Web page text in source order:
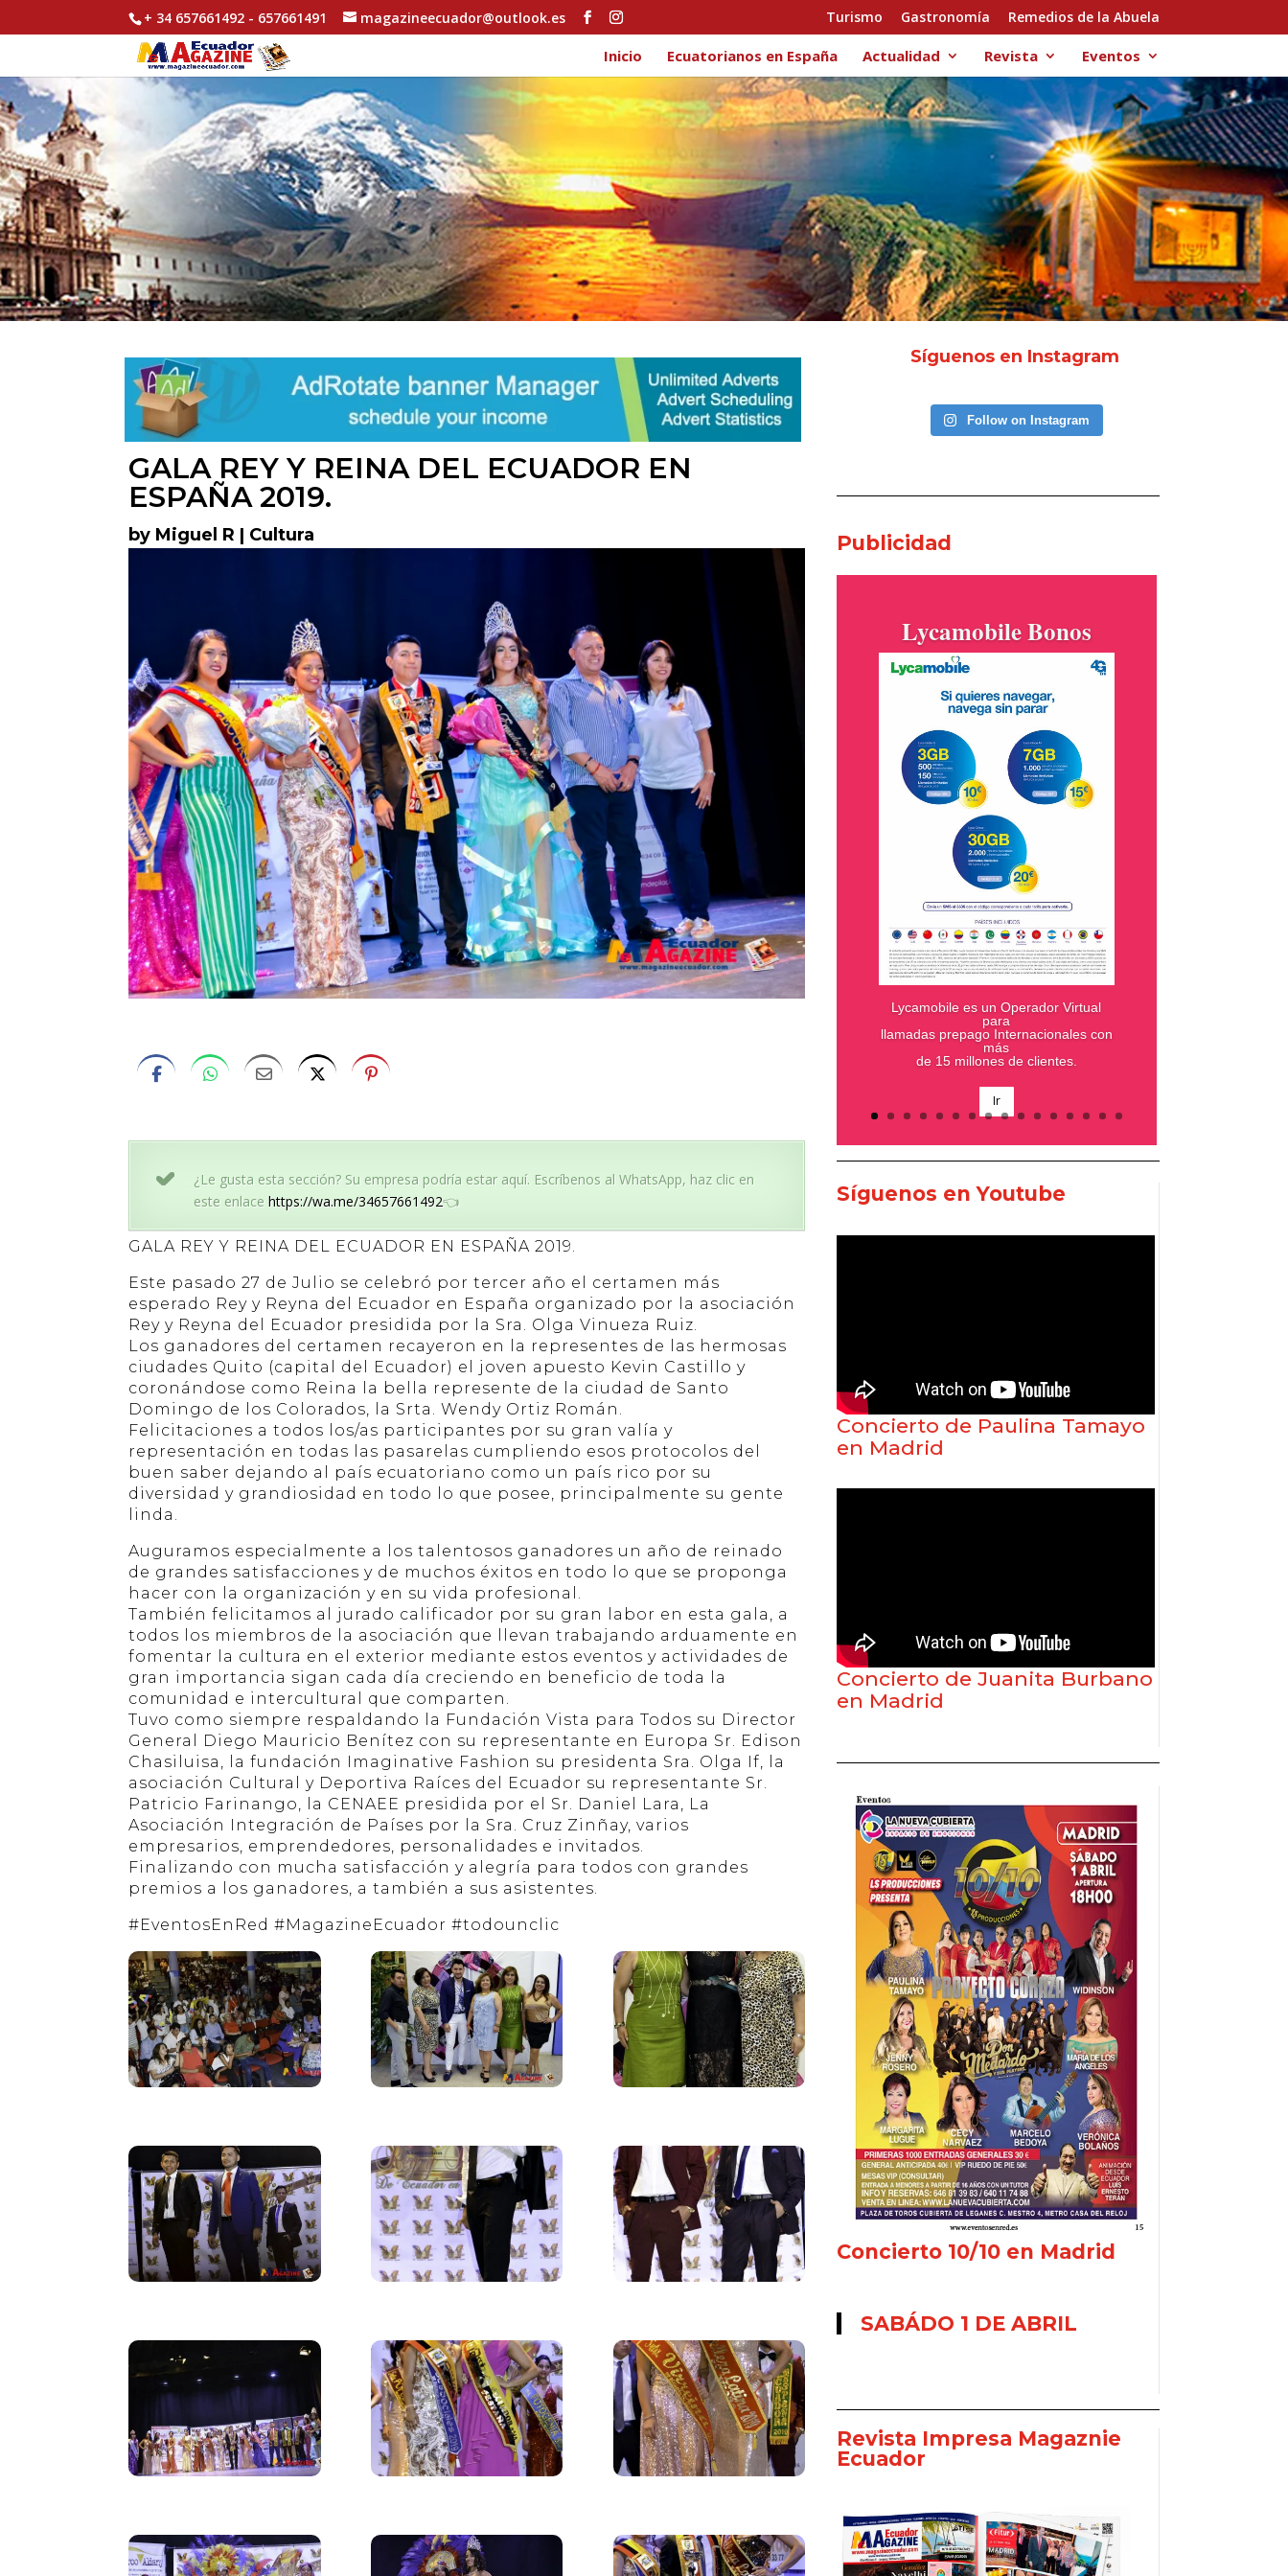
+ 34 657661492 - 657661491 magazineecuador@outlook.es Turismo Gastronomía Remedios de la Abuela
Inicio Ecuatorianos en España Actualidad Revista Eventos
GALA REY Y REINA DEL ECUADOR EN
ESPAÑA 2019.
by Miguel R | Cultura
¿Le gusta esta sección? Su empresa podría estar aquí. Escríbenos al WhatsApp, haz clic en
este enlacehttps://wa.me/34657661492👈
GALA REY Y REINA DEL ECUADOR EN ESPAÑA 2019.
Este pasado 27 de Julio se celebró por tercer año el certamen más
esperado Rey y Reyna del Ecuador en España organizado por la asociación
Rey y Reyna del Ecuador presidida por la Sra. Olga Vinueza Ruiz.
Los ganadores del certamen recayeron en la representes de las hermosas
ciudades Quito (capital del Ecuador) el joven apuesto Kevin Castillo y
coronándose como Reina la bella represente de la ciudad de Santo
Domingo de los Colorados, la Srta. Wendy Ortiz Román.
Felicitaciones a todos los/as participantes por su gran valía y
representación en todas las pasarelas cumpliendo esos protocolos del
buen saber dejando al país ecuatoriano como un país rico por su
diversidad y grandiosidad en todo lo que posee, principalmente su gente
linda.
Auguramos especialmente a los talentosos ganadores un año de reinado
de grandes satisfacciones y de muchos éxitos en todo lo que se proponga
hacer con la organización y en su vida profesional.
También felicitamos al jurado calificador por su gran labor en esta gala, a
todos los miembros de la asociación que llevan trabajando arduamente en
fomentar la cultura en el exterior mediante estos eventos y actividades de
gran importancia sigan cada día creciendo en beneficio de toda la
comunidad e intercultural que comparten.
Tuvo como siempre respaldando la Fundación Vista para Todos su Director
General Diego Mauricio Benítez con su representante en Europa Sr. Edison
Chasiluisa, la fundación Imaginative Fashion su presidenta Sra. Olga If, la
asociación Cultural y Deportiva Raíces del Ecuador su representante Sr.
Patricio Farinango, la CENAEE presidida por el Sr. Daniel Lara, La
Asociación Integración de Países por la Sra. Cruz Zinñay, varios
empresarios, emprendedores, personalidades e invitados.
Finalizando con mucha satisfacción y alegría para todos con grandes
premios a los ganadores, a también a sus asistentes.
#EventosEnRed #MagazineEcuador #todounclic
Síguenos en Instagram
Follow on Instagram
Publicidad
Lycamobile Bonos
Lycamobile es un Operador Virtual
para
llamadas prepago Internacionales con
más
de 15 millones de clientes.
Ir
En Goya tenemos una amplísima
variedad de productos
Síguenos en Youtube
Concierto de Paulina Tamayo
en Madrid
Concierto de Juanita Burbano
en Madrid
Concierto 10/10 en Madrid
SABÁDO 1 DE ABRIL
Revista Impresa Magaznie
Ecuador